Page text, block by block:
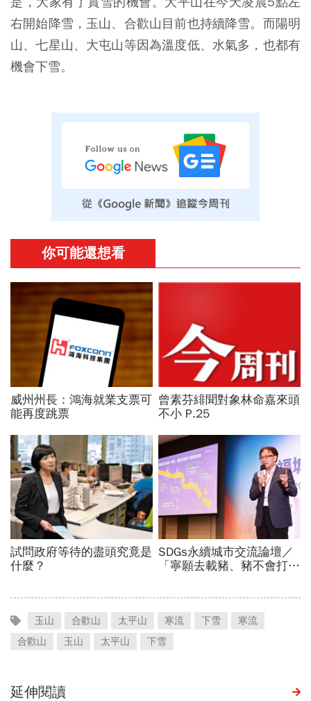
右開始降雪，玉山、合歡山目前也持續降雪。而陽明
山、七星山、大屯山等因為溫度低、水氣多，也都有
機會下雪。
玉山 合歡山 太平山 寒流 下雪
寒流
合歡山
玉山 太平山 下雪
延伸閱讀